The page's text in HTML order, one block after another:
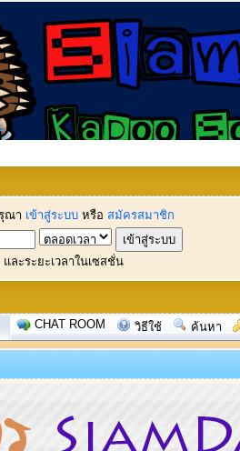
ณา เข้าสู่ระบบ หรือ สมัครสมาชิก
ละระยะเวลาในเซสชั่น
CHAT ROOM วิธีใช้ ค้นหา